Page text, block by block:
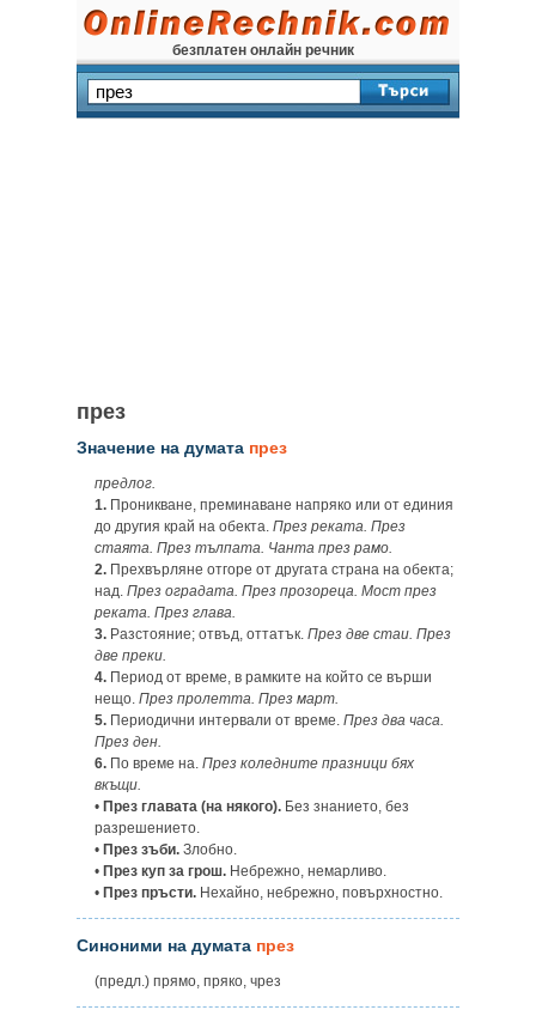
безплатен онлайн речник
през
Значение на думата през
предлог.
1. Проникване, преминаване напряко или от единия
до другия край на обекта. През реката. През
стаята. През тълпата. Чанта през рамо.
2. Прехвърляне отгоре от другата страна на обекта;
над. През оградата. През прозореца. Мост през
реката. През глава.
3. Разстояние; отвъд, оттатък. През две стаи. През
две преки.
4. Период от време, в рамките на който се върши
нещо. През пролетта. През март.
5. Периодични интервали от време. През два часа.
През ден.
6. По време на. През коледните празници бях
вкъщи.
• През главата (на някого). Без знанието, без
разрешението.
• През зъби. Злобно.
• През куп за грош. Небрежно, немарливо.
• През пръсти. Нехайно, небрежно, повърхностно.
Синоними на думата през
(предл.) прямо, пряко, чрез